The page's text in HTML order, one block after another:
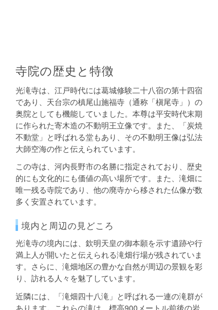
寺院の歴史と特徴
光滝寺は、江戸時代には葛城修験二十八宿の第十四宿
であり、天台宗の槙尾山施福寺（通称「槇尾寺」）の
奥院としても機能していました。本尊は平安時代末期
に作られた寄木造の不動明王立像です。また、「炭焼
不動堂」と呼ばれる堂もあり、その不動明王像は弘法
大師空海の作と伝えられています。
この寺は、河内長野市の名勝に指定されており、歴史
的にも文化的にも価値の高い場所です。また、滝畑に
唯一残る寺院であり、他の廃寺から移された仏像が数
多く安置されています。
境内と周辺の見どころ
光滝寺の境内には、欽明天皇の御本願を示す遺跡や行
満上人が開いたと伝えられる滝畑行場が残されていま
す。さらに、滝畑地区の豊かな自然が周辺の景観を彩
り、訪れる人々を魅了しています。
近隣には、「滝畑四十八滝」と呼ばれる一連の滝群が